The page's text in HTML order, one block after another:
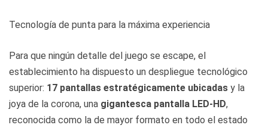
Tecnología de punta para la máxima experiencia
Para que ningún detalle del juego se escape, el
establecimiento ha dispuesto un despliegue tecnológico
superior: 17 pantallas estratégicamente ubicadas y la
joya de la corona, una gigantesca pantalla LED-HD,
reconocida como la de mayor formato en todo el estado